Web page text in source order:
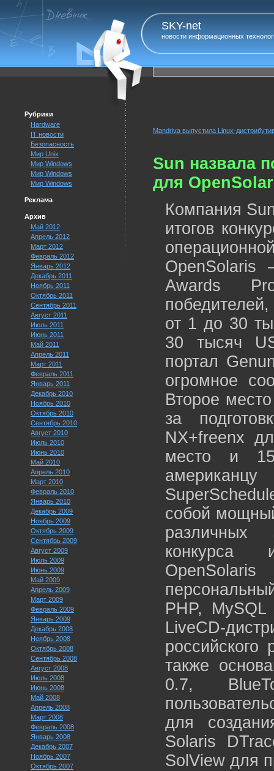
SKY-net
новости информационных
Рубрики
Hardware
IT новости
Безопасность
Мир Unix
Мир Windows
Мир Windows
Мир Windows
Реклама
Архив
Май 2012
Апрель 2012
Март 2012
Февраль 2012
Январь 2012
Декабрь 2011
Ноябрь 2011
Октябрь 2011
Сентябрь 2011
Август 2011
Июль 2011
Июнь 2011
Май 2011
Апрель 2011
Март 2011
Февраль 2011
Январь 2011
Декабрь 2010
Ноябрь 2010
Октябрь 2010
Сентябрь 2010
Август 2010
Июль 2010
Июнь 2010
Май 2010
Апрель 2010
Март 2010
Февраль 2010
Январь 2010
Декабрь 2009
Ноябрь 2009
Октябрь 2009
Сентябрь 2009
Август 2009
Июль 2009
Июнь 2009
Май 2009
Апрель 2009
Март 2009
Февраль 2009
Январь 2009
Декабрь 2008
Ноябрь 2008
Октябрь 2008
Сентябрь 2008
Август 2008
Июль 2008
Июнь 2008
Май 2008
Апрель 2008
Март 2008
Февраль 2008
Январь 2008
Декабрь 2007
Ноябрь 2007
Октябрь 2007
Mandriva выпустила Linux-
Sun назвала
для
Компания
итогов
OpenSolaris
Awards
от 1 до 30
30 тысяч
портал
огромное
Второе
за
NX+freenx
место и 15
собой
различных
конкурса
PHP,
LiveCD-
также
0.7,
для
Solaris
SolView для